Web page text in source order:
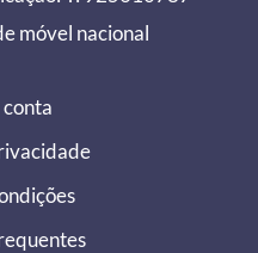
móvel nacional